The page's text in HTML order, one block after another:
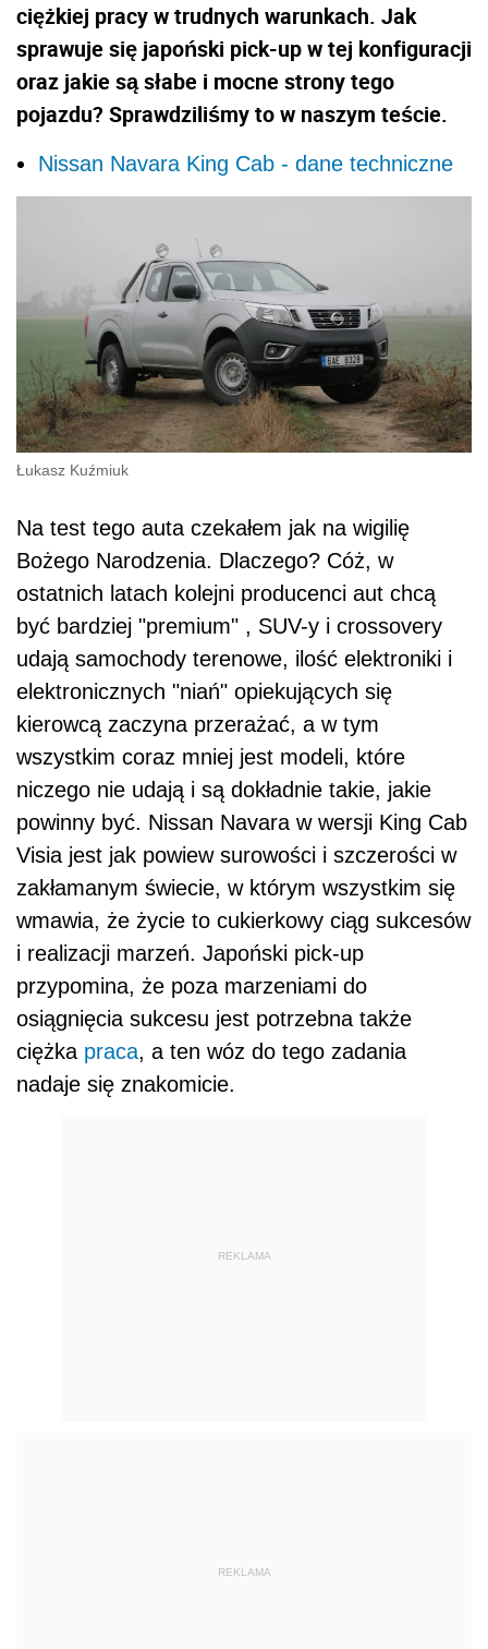
ciężkiej pracy w trudnych warunkach. Jak
sprawuje się japoński pick-up w tej konfiguracji
oraz jakie są słabe i mocne strony tego
pojazdu? Sprawdziliśmy to w naszym teście.
Nissan Navara King Cab - dane techniczne
Łukasz Kuźmiuk
Na test tego auta czekałem jak na wigilię
Bożego Narodzenia. Dlaczego? Cóż, w
ostatnich latach kolejni producenci aut chcą
być bardziej "premium" , SUV-y i crossovery
udają samochody terenowe, ilość elektroniki i
elektronicznych "niań" opiekujących się
kierowcą zaczyna przerażać, a w tym
wszystkim coraz mniej jest modeli, które
niczego nie udają i są dokładnie takie, jakie
powinny być. Nissan Navara w wersji King Cab
Visia jest jak powiew surowości i szczerości w
zakłamanym świecie, w którym wszystkim się
wmawia, że życie to cukierkowy ciąg sukcesów
i realizacji marzeń. Japoński pick-up
przypomina, że poza marzeniami do
osiągnięcia sukcesu jest potrzebna także
ciężka praca, a ten wóz do tego zadania
nadaje się znakomicie.
REKLAMA
REKLAMA